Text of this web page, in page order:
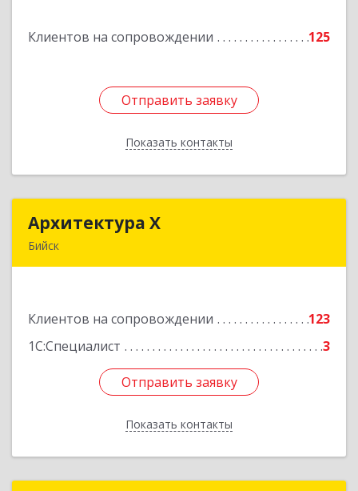
Клиентов на сопровождении 125
Отправить заявку
Показать контакты
Подробнее
Отправить заявку
Назад
Архитектура Х
Бийск
Клиентов на сопровождении
123
1С:Специалист
3
Отправить заявку
Показать контакты
Подробнее
Отправить заявку
Назад